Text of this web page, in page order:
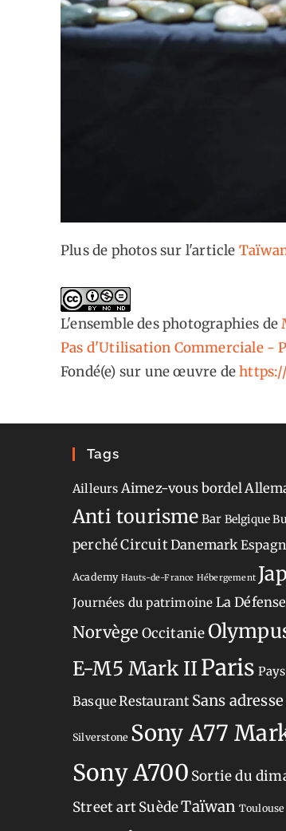
Plus de photos sur l'article
L'ensemble des photographies de
Pas d'Utilisation Commerciale -
Fondé(e) sur une œuvre de
Tags
Ailleurs Aimez-vous bordel
Anti tourisme Bar Belgique
perchéCircuitDanemark
Academy Hauts-de-France Hébergement
Journées du patrimoine La Défense
Norvège Occitanie
E-M5 Mark IIParis
BasqueRestaurant Sans adresse
Silverstone Sony A77
Sony A700 Sortie du
Street artSuèdeTaïwan Toulouse